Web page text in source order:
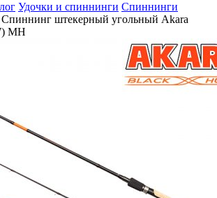
Удочки и спиннинги Спиннинги
Спиннинг штекерный угольный Akara
MH